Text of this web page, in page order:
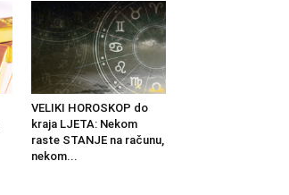
VELIKI HOROSKOP do
kraja LJETA: Nekom
raste STANJE na računu,
nekom...